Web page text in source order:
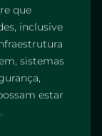
que
inclusive
sistemas
estar